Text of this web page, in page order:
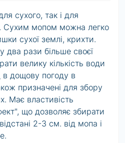
сухого, так і для
Сухим мопом можна легко
сухої землі, крихти.
два рази більше своєї
велику кількість води
в дощову погоду в
призначені для збору
Має властивість
що дозволяє збирати
2-3 см. від мопа і